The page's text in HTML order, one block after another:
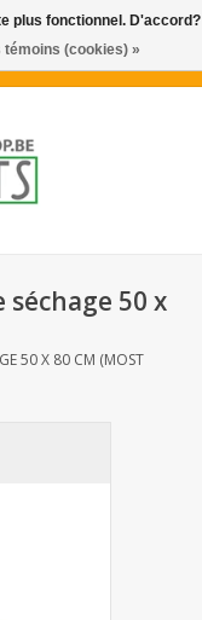
0 Articles - €0,00
50 x
50 X 80 CM (MOST
plus fonctionnel. D'accord?
témoins (cookies) »